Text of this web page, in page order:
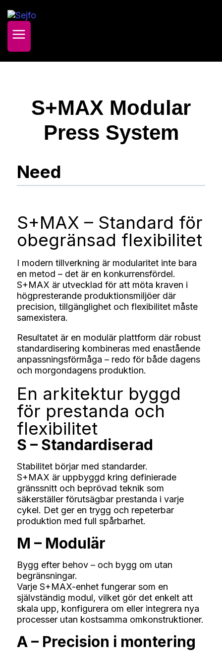
to
content
S+MAX Modular
Press System
Need
S+MAX – Standard för
obegränsad flexibilitet
I modern tillverkning är modularitet inte bara
en metod – det är en konkurrensfördel.
S+MAX är utvecklad för att möta kraven i
högpresterande produktionsmiljöer där
precision, tillgänglighet och flexibilitet måste
samexistera.
Resultatet är en modulär plattform där robust
standardisering kombineras med enastående
anpassningsförmåga – redo för både dagens
och morgondagens produktion.
En arkitektur byggd
för prestanda och
flexibilitet
S – Standardiserad
Stabilitet börjar med standarder.
S+MAX är uppbyggd kring definierade
gränssnitt och beprövad teknik som
säkerställer förutsägbar prestanda i varje
cykel. Det ger en trygg och repeterbar
produktion med full spårbarhet.
M – Modulär
Bygg efter behov – och bygg om utan
begränsningar.
Varje S+MAX-enhet fungerar som en
självständig modul, vilket gör det enkelt att
skala upp, konfigurera om eller integrera nya
processer utan kostsamma omkonstruktioner.
A – Precision i montering